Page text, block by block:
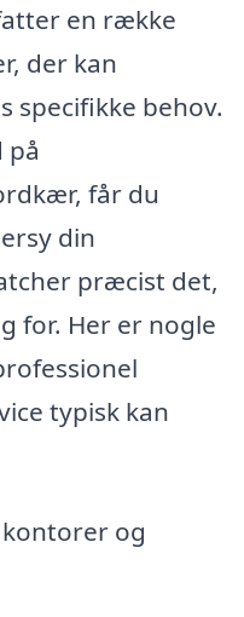
en række
der kan
specifikke behov.
på
får du
din
præcist det,
for. Her er nogle
typisk kan
og